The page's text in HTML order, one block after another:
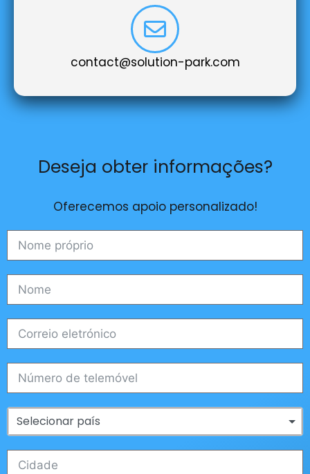
Deseja obter informações?
Oferecemos apoio personalizado!
Selecionar país
contact@solution-park.com